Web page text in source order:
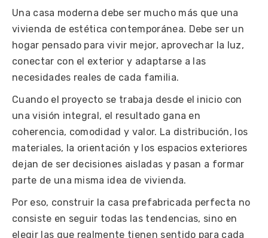
Una casa moderna debe ser mucho más que una
vivienda de estética contemporánea. Debe ser un
hogar pensado para vivir mejor, aprovechar la luz,
conectar con el exterior y adaptarse a las
necesidades reales de cada familia.
Cuando el proyecto se trabaja desde el inicio con
una visión integral, el resultado gana en
coherencia, comodidad y valor. La distribución, los
materiales, la orientación y los espacios exteriores
dejan de ser decisiones aisladas y pasan a formar
parte de una misma idea de vivienda.
Por eso, construir la casa prefabricada perfecta no
consiste en seguir todas las tendencias, sino en
elegir las que realmente tienen sentido para cada